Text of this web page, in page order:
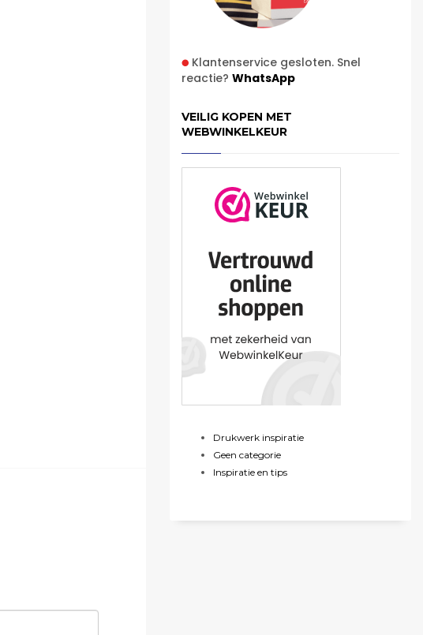
Klantenservice gesloten. Snel
reactie? WhatsApp
VEILIG KOPEN MET
WEBWINKELKEUR
Drukwerk inspiratie
Geen categorie
Inspiratie en tips